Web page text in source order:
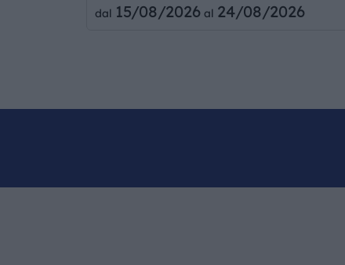
dal 15/08/2026al 24/08/2026